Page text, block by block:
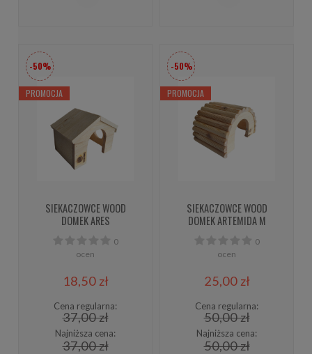
SIEKACZOWCE WOOD
DOMEK ARES
0
ocen
18,50 zł
Cena regularna:
37,00 zł
Najniższa cena:
37,00 zł
PROMOCJA
-50%
SIEKACZOWCE WOOD
DOMEK ARTEMIDA M
0
ocen
25,00 zł
Cena regularna:
50,00 zł
Najniższa cena:
50,00 zł
PROMOCJA
-50%